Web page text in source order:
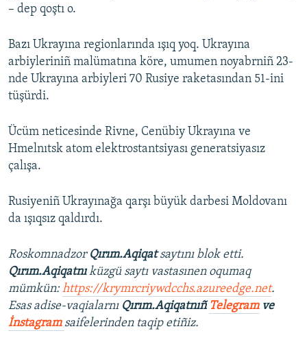
– dep qoştı o.
Bazı Ukrayına regionlarında ışıq yoq. Ukrayına
arbiyleriniñ malümatına köre, umumen noyabrniñ 23-
nde Ukrayına arbiyleri 70 Rusiye raketasından 51-ini
tüşürdi.
Ücüm neticesinde Rivne, Cenübiy Ukrayına ve
Hmelnıtsk atom elektrostantsiyası generatsiyasız
çalışa.
Rusiyeniñ Ukrayınağa qarşı büyük darbesi Moldovanı
da ışıqsız qaldırdı.
Roskomnadzor Qırım.Aqiqatsaytını blok etti.
Qırım.Aqiqatnıküzgü saytı vastasınen oqumaq
mümkün:https://krymrcriywdcchs.azureedge.net.
Esas adise-vaqialarnı Qırım.Aqiqatnıñ Telegramve
İnstagram saifelerinden taqip etiñiz.